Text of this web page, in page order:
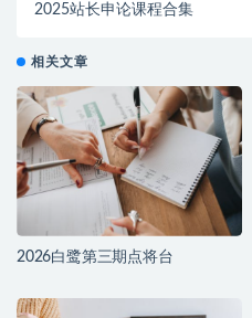
2025站长申论课程合集
相关文章
2026白鹭第三期点将台